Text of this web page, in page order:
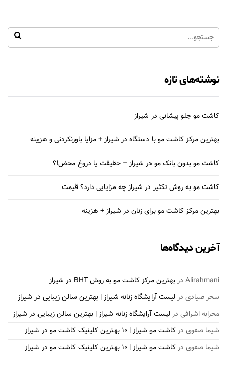
نوشته‌های تازه
کاشت مو جلو پیشانی در شیراز
بهترین مرکز کاشت مو با دستگاه در شیراز + مزایا باورنکردنی و هزینه
کاشت مو بدون بانک مو در شیراز – حقیقت یا دروغ محض!؟
کاشت مو به روش تکثیر در شیراز چه مزایایی دارد؟ قیمت
بهترین مرکز کاشت مو برای زنان در شیراز + هزینه
آخرین دیدگاه‌ها
Alirahmani دربهترین مرکز کاشت مو به روش BHT در شیراز
سحر صیادی درلیست آرایشگاه زنانه شیراز | بهترین سالن زیبایی در شیراز
محرابه اشرافی درلیست آرایشگاه زنانه شیراز | بهترین سالن زیبایی در شیراز
شیما صفوی در کاشت مو شیراز | 10 بهترین کلینیک کاشت مو در شیراز
شیما صفوی در کاشت مو شیراز | 10 بهترین کلینیک کاشت مو در شیراز